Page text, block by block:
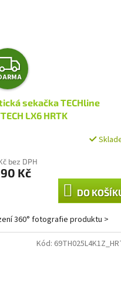
Z
D
A
M
sekačka TECHline
LX6 HRTK
bez DPH
Kč
DO
360° fotografie produktu >
Kód: